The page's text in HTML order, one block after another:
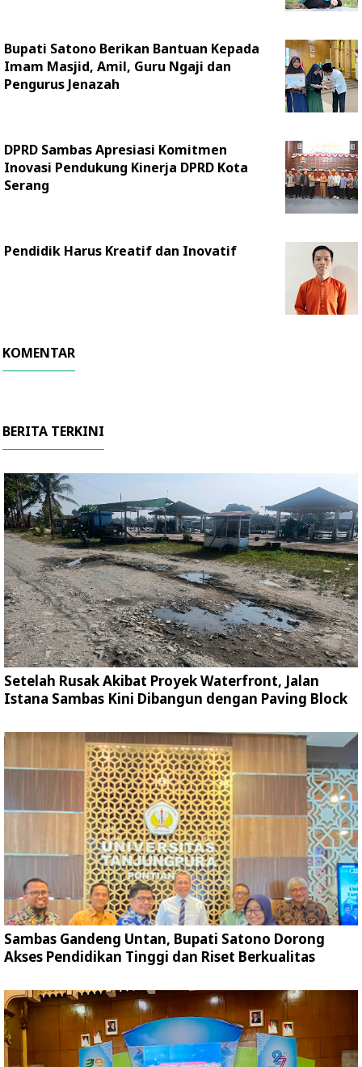
Bupati Satono Berikan Bantuan Kepada
Imam Masjid, Amil, Guru Ngaji dan
Pengurus Jenazah
DPRD Sambas Apresiasi Komitmen
Inovasi Pendukung Kinerja DPRD Kota
Serang
Pendidik Harus Kreatif dan Inovatif
KOMENTAR
BERITA TERKINI
Setelah Rusak Akibat Proyek Waterfront, Jalan
Istana Sambas Kini Dibangun dengan Paving Block
Sambas Gandeng Untan, Bupati Satono Dorong
Akses Pendidikan Tinggi dan Riset Berkualitas